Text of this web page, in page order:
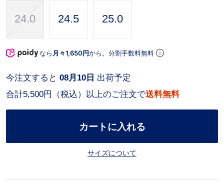
24.0 24.5 25.0
なら 月々1,650円から。分割手数料無料
合計5,500円（税込）以上のご注文で送料無料
今注文すると 08月10日 出荷予定
カートに入れる
サイズについて